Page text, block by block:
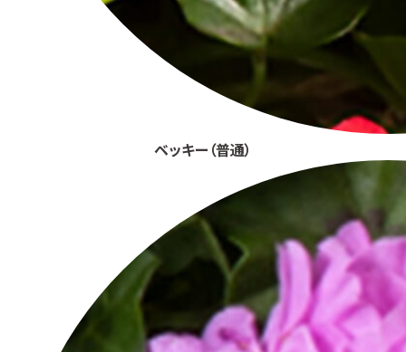
ベッキー（普通）